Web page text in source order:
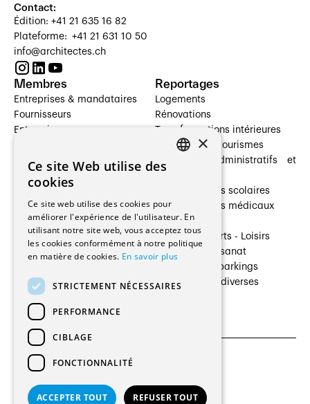
Contact:
Édition: +41 21 635 16 82
Plateforme: +41 21 631 10 50
info@architectes.ch
Membres
Entreprises & mandataires
Fournisseurs
Entreprises
Architectes paysagistes
Architectes d'intérieur
Entreprises générales
Ingénieurs et mandataires
Fabricants / Fournisseurs
Régies immobilières
Gestion PPE
Reportages
Logements
Rénovations
Transformations intérieures
Hôtelleries et tourismes
Bâtiments administratifs et
Établissements scolaires
Établissements médicaux
Villas
Cultures - Sports - Loisirs
Industrie - Artisanat
Transports et parkings
Constructions diverses
CGU et Politique de confidentialités
×
Ce site Web utilise des
cookies
Ce site web utilise des cookies pour
améliorer l'expérience de l'utilisateur. En
utilisant notre site web, vous acceptez tous
les cookies conformément à notre politique
en matière de cookies. En savoir plus
STRICTEMENT NÉCESSAIRES
PERFORMANCE
CIBLAGE
FONCTIONNALITÉ
ACCEPTER TOUT REFUSER TOUT